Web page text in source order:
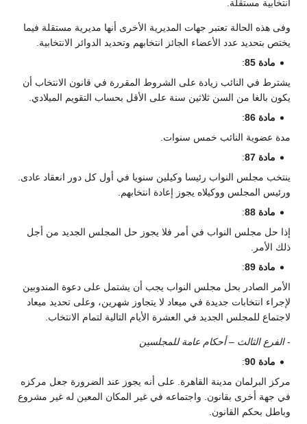
انتخابية مستقلة.
وفى هذه الحالة تعتبر جهات المديرية الأخرى أنها مديرية مستقلة فيما
يختص بتحديد عدد الأعضاء الجائز انتخابهم وتحديد الدوائر الانتخابية.
مادة 85
:
يشترط في النائب زيادة على الشروط المقررة في قانون الانتخاب أن
يكون بالغا من السن ثلاثين سنة على الأقل بحساب التقويم الميلادي.
مادة 86
:
مدة عضوية النائب خمس سنوات.
مادة 87
:
ينتخب مجلس النواب رئيسا وكيلين سنويا في أول كل دور انعقاد عادى.
ورئيس المجلس ووكيلاه يجوز إعادة انتخابهم.
مادة 88
:
إذا حل مجلس النواب في أمر فلا يجوز حل المجلس الجديد من أجل
ذلك الأمر.
مادة 89
:
الأمر الصادر بحل مجلس النواب يجب أن يشتمل على دعوة المندوبين
لإجراء انتخابات جديدة في ميعاد لا يتجاوز شهرين، وعلى تحديد ميعاد
لاجتماع للمجلس الجديد في العشرة الأيام التالية لتمام الانتخاب.
-الفرع الثالث – أحكام عامة للمجلسين
مادة 90
:
مركز البرلمان مدينة القاهرة. على أنه يجوز عند الضرورة جعل مركزه
في جهة أخرى بقانون. واجتماعه في غير المكان المعين له غير مشروع
وباطل بحكم القانون.